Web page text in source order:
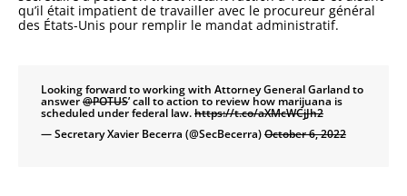
qu’il était impatient de travailler avec le procureur général
des États-Unis pour remplir le mandat administratif.
Looking forward to working with Attorney General Garland to
answer@POTUS’ call to action to review how marijuana is
scheduled under federal law.https://t.co/aXMcWCjJh2
— Secretary Xavier Becerra (@SecBecerra)October 6, 2022